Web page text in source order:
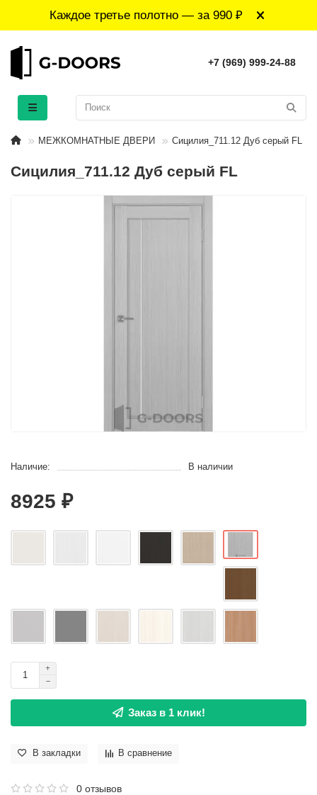
Каждое третье полотно — за 990 ₽
+7 (969) 999-24-88
МЕЖКОМНАТНЫЕ ДВЕРИ Сицилия_711.12 Дуб серый FL
Сицилия_711.12 Дуб серый FL
Наличие: В наличии
8925 ₽
Заказ в 1 клик!
В закладки В сравнение
0 отзывов